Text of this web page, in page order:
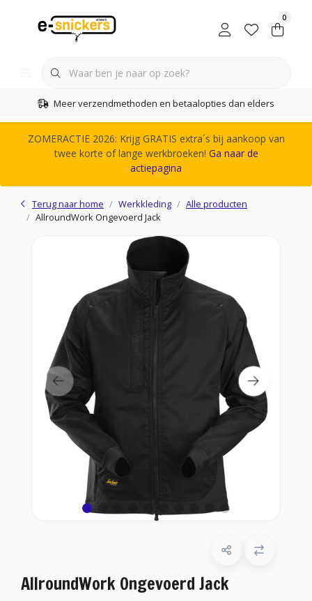
0
Meer verzendmethoden en betaalopties dan elders
ZOMERACTIE 2026: Krijg GRATIS extra´s bij aankoop van
twee korte of lange werkbroeken! Ga naar de
actiepagina
Terug naar home Werkkleding
Alle producten
AllroundWork Ongevoerd Jack
AllroundWork Ongevoerd Jack